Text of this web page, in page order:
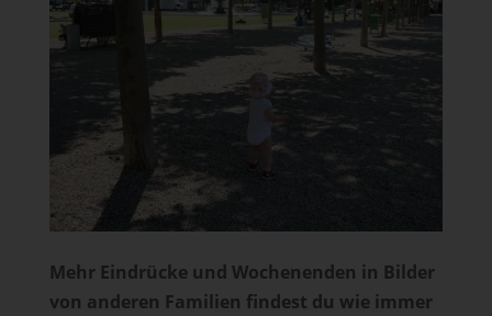
Mehr Eindrücke und Wochenenden in Bilder
von anderen Familien findest du wie immer